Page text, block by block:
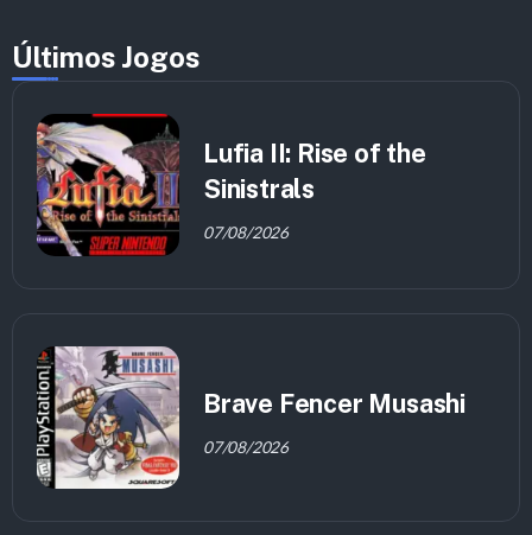
Últimos Jogos
Lufia II: Rise of the
Sinistrals
07/08/2026
Brave Fencer Musashi
07/08/2026